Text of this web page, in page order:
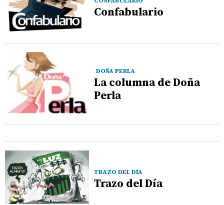
Confabulario
DOÑA PERLA
La columna de Doña
Perla
TRAZO DEL DÍA
Trazo del Día